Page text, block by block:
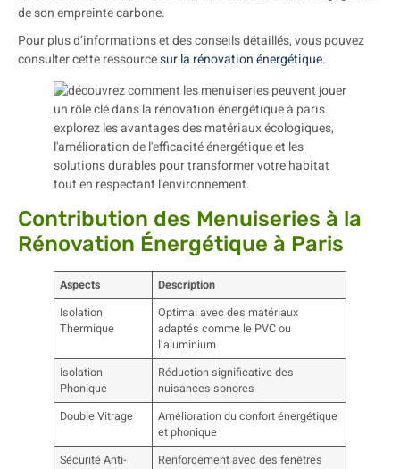
de son empreinte carbone.
Pour plus d’informations et des conseils détaillés, vous pouvez
consulter cette ressourcesur la rénovation énergétique.
Contribution des Menuiseries à la
Rénovation Énergétique à Paris
Aspects
Description
Isolation
Thermique
Optimal avec des matériaux
adaptés comme le PVC ou
l’aluminium
Isolation
Phonique
Réduction significative des
nuisances sonores
Double Vitrage
Amélioration du confort énergétique
et phonique
Sécurité Anti-
Renforcement avec des fenêtres